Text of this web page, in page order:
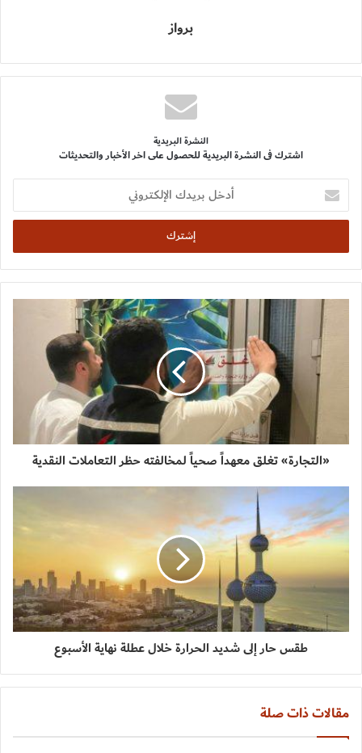
برواز
النشرة البريدية
اشترك فى النشرة البريدية للحصول على اخر الأخبار والتحديثات
أدخل
بريدك
الإلكتروني
«التجارة» تغلق معهداً صحياً لمخالفته حظر التعاملات النقدية
طقس حار إلى شديد الحرارة خلال عطلة نهاية الأسبوع
مقالات ذات صلة